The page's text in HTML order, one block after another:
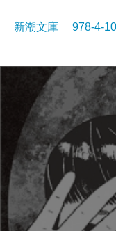
新潮文庫 978-4-